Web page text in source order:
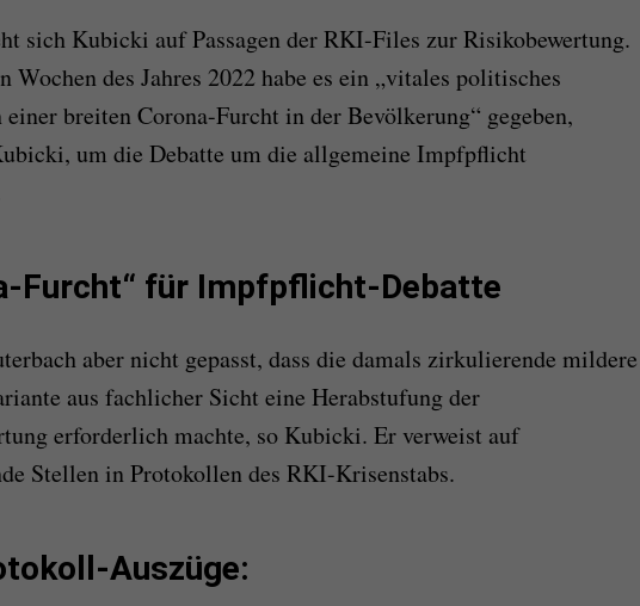
sich Kubicki auf Passagen der RKI-Files zur Risikobewertung.
Wochen des Jahres 2022 habe es ein „vitales politisches
einer breiten Corona-Furcht in der Bevölkerung“ gegeben,
um die Debatte um die allgemeine Impfpflicht
Furcht“ für Impfpflicht-Debatte
aber nicht gepasst, dass die damals zirkulierende mildere
aus fachlicher Sicht eine Herabstufung der
erforderlich machte, so Kubicki. Er verweist auf
Stellen in Protokollen des RKI-Krisenstabs.
Auszüge: